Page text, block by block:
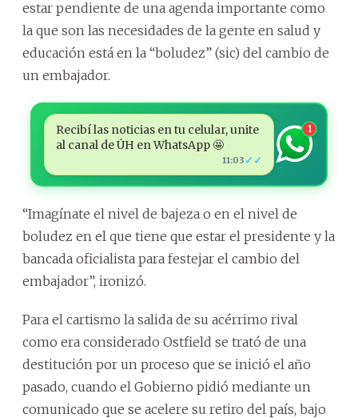
estar pendiente de una agenda importante como
la que son las necesidades de la gente en salud y
educación está en la “boludez” (sic) del cambio de
un embajador.
Recibí las noticias en tu celular, unite
al canal de ÚH en WhatsApp 🤩
11:03 ✓✓
1
“Imagínate el nivel de bajeza o en el nivel de
boludez en el que tiene que estar el presidente y la
bancada oficialista para festejar el cambio del
embajador”, ironizó.
Para el cartismo la salida de su acérrimo rival
como era considerado Ostfield se trató de una
destitución por un proceso que se inició el año
pasado, cuando el Gobierno pidió mediante un
comunicado que se acelere su retiro del país, bajo